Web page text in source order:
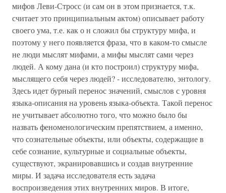
мифов Леви-Стросс (и сам он в этом признается, т.к.
считает это принципиальным актом) описывает работу
своего ума, т.е. как о н сложил бы структуру мифа, и
поэтому у него появляется фраза, что в каком-то смысле
не люди мыслят мифами, а мифы мыслят сами через
людей. А кому дана (и кто построил) структуру мифа,
мыслящего себя через людей? - исследователю, энтологу.
Здесь идет бурный перенос значений, смыслов с уровня
языка-описания на уровень языка-объекта. Такой перенос
не учитывает абсолютно того, что можно было бы
назвать феноменологическим препятствием, а именно,
что сознательные объекты, или объекты, содержащие в
себе сознание, культурные и социальные объекты,
существуют, экранировавшись и создав внутренние
миры. И задача исследователя есть задача
воспроизведения этих внутренних миров. В итоге,